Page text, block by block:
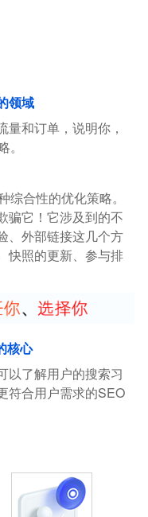
领域
和订单，说明你，
合性的优化策略。
骗它！它涉及到的不
、外部链接这几个方
快照的更新、参与排
核心
以了解用户的搜索习
符合用户需求的SEO